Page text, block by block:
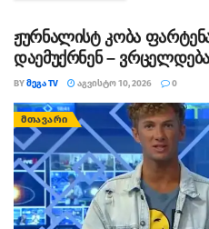
ჟურნალისტ კობა
დაემუქრნენ –
BYᲛᲔᲒᲐ TV ᲐᲒᲕᲘᲡᲢᲝ 10, 2026 0
ᲛᲗᲐᲕᲐᲠᲘ